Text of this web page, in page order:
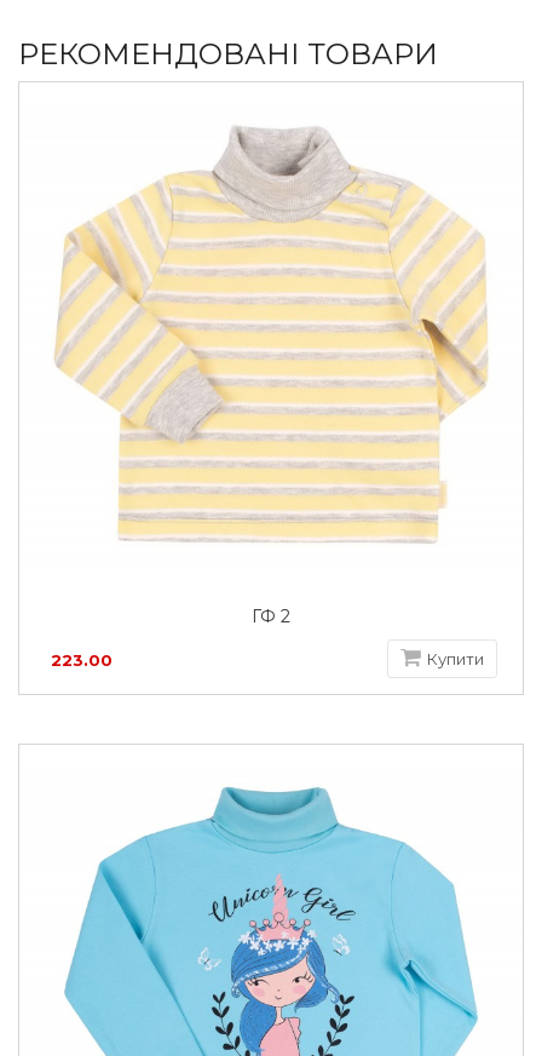
РЕКОМЕНДОВАНІ ТОВАРИ
ГФ 2
223.00 Купити